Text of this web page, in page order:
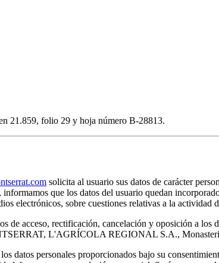
21.859, folio 29 y hoja número B-28813.
solicita al usuario sus datos de carácter
informamos que los datos del usuario quedan
electrónicos, sobre cuestiones relativas a la
de acceso, rectificación, cancelación y oposición a los
L'AGRÍCOLA REGIONAL S.A.,
personales proporcionados bajo su